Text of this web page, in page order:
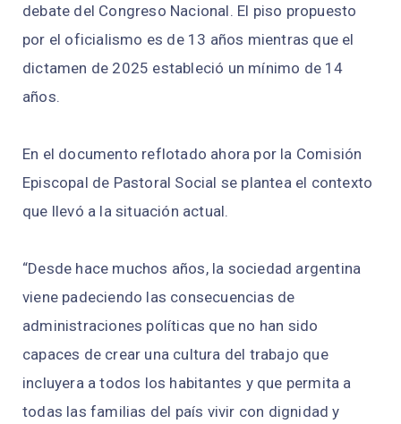
debate del Congreso Nacional. El piso propuesto
por el oficialismo es de 13 años mientras que el
dictamen de 2025 estableció un mínimo de 14
años.
En el documento reflotado ahora por la Comisión
Episcopal de Pastoral Social se plantea el contexto
que llevó a la situación actual.
“Desde hace muchos años, la sociedad argentina
viene padeciendo las consecuencias de
administraciones políticas que no han sido
capaces de crear una cultura del trabajo que
incluyera a todos los habitantes y que permita a
todas las familias del país vivir con dignidad y